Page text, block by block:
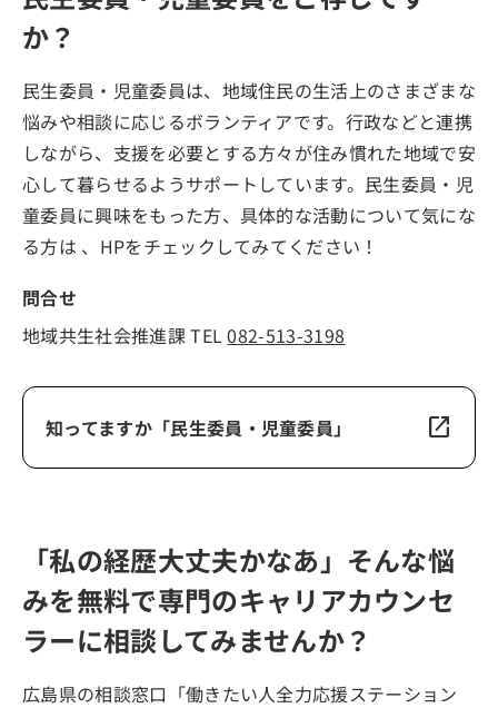
か？
民生委員・児童委員は、地域住民の生活上のさまざまな
悩みや相談に応じるボランティアです。行政などと連携
しながら、支援を必要とする方々が住み慣れた地域で安
心して暮らせるようサポートしています。民生委員・児
童委員に興味をもった方、具体的な活動について気にな
る方は 、HPをチェックしてみてください！
問合せ
地域共生社会推進課 TEL082-513-3198
知ってますか「民生委員・児童委員」 open_in_new
「私の経歴大丈夫かなあ」そんな悩
みを無料で専門のキャリアカウンセ
ラーに相談してみませんか？
広島県の相談窓口「働きたい人全力応援ステーション